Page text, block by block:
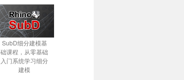
SubD细分建模基
础课程，从零基础
入门系统学习细分
建模